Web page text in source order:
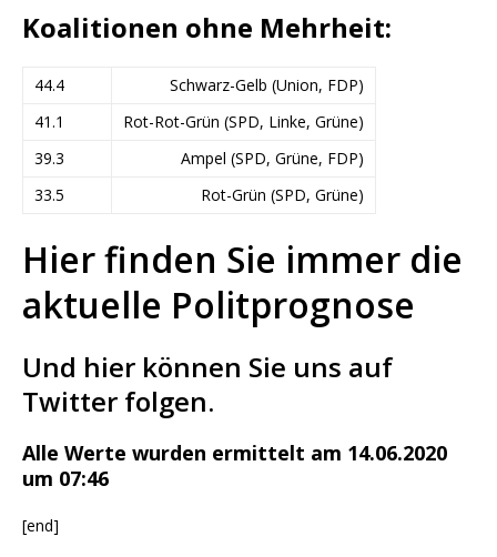
Koalitionen ohne Mehrheit:
44.4
Schwarz-Gelb (Union, FDP)
41.1
Rot-Rot-Grün (SPD, Linke, Grüne)
39.3
Ampel (SPD, Grüne, FDP)
33.5
Rot-Grün (SPD, Grüne)
Hier finden Sie immer die
aktuelle Politprognose
Und hier können Sie uns auf
Twitter folgen.
Alle Werte wurden ermittelt am 14.06.2020
um 07:46
[end]